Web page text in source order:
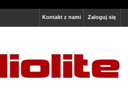
Zaloguj się
Kontakt z nami